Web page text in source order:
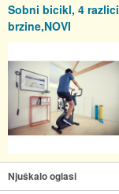
Sobni bicikl, 4
brzine,NOVI
Njuškalo oglasi